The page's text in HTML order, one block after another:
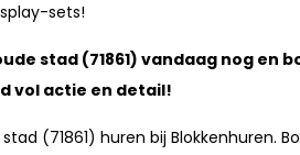
sets!
stad (71861) vandaag nog en
vol actie en detail!
(71861) huren bij Blokkenhuren.